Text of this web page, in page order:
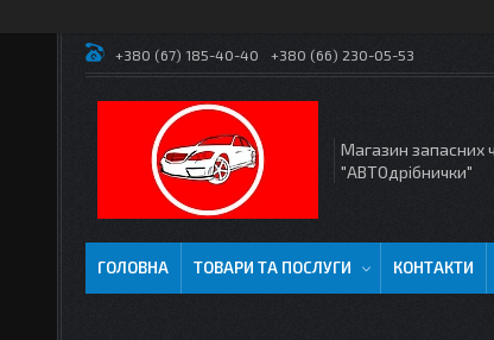
+380 (67) 185-40-40 +380 (66) 230-05-53
Магазин запасних
"АВТОдрібнички"
ГОЛОВНА ТОВАРИ ТА ПОСЛУГИ КОНТАКТИ